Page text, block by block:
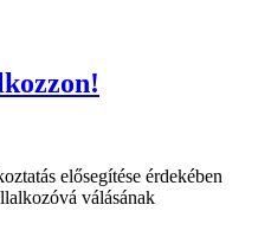
elősegítése érdekében
válásának